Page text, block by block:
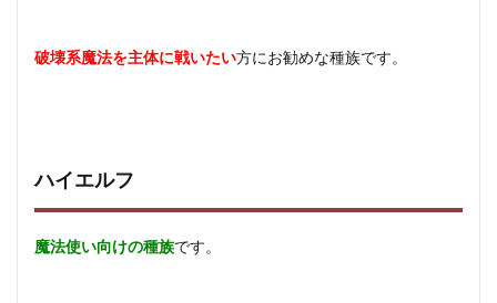
破壊系魔法を主体に戦いたい方にお勧めな種族です。
ハイエルフ
魔法使い向けの種族です。